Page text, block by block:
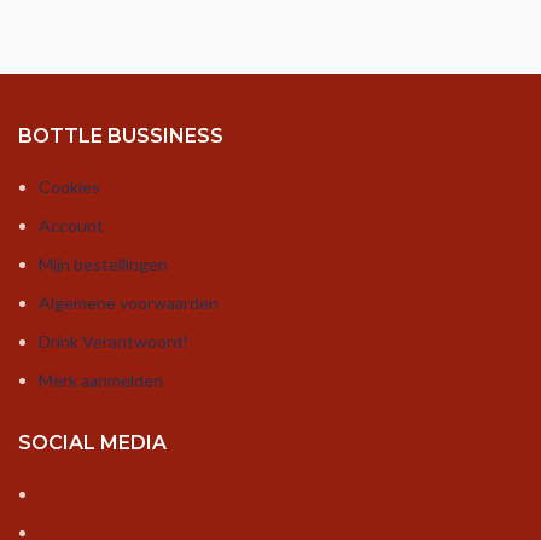
BOTTLE BUSSINESS
Cookies
Account
Mijn bestellingen
Algemene voorwaarden
Drink Verantwoord!
Merk aanmelden
SOCIAL MEDIA